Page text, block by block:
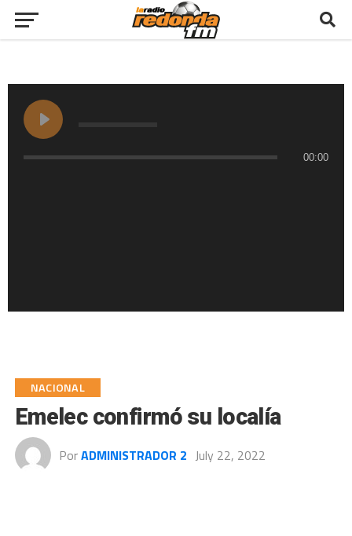
00:00
NACIONAL
Emelec confirmó su localía
PorADMINISTRADOR 2 July 22, 2022